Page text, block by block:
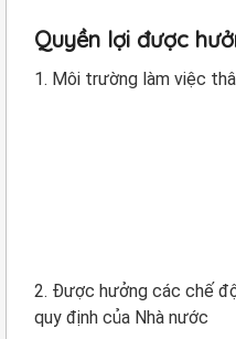
Quyền lợi được
1. Môi trường làm việc
2. Được hưởng các chế
quy định của Nhà nước